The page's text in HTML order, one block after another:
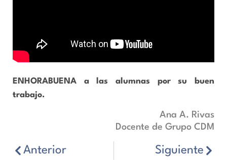
ENHORABUENA a las alumnas por su buen
trabajo.
Ana A. Rivas
Docente de Grupo CDM
Anterior Siguiente